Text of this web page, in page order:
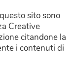
sito sono
Creative
citandone la
i contenuti di